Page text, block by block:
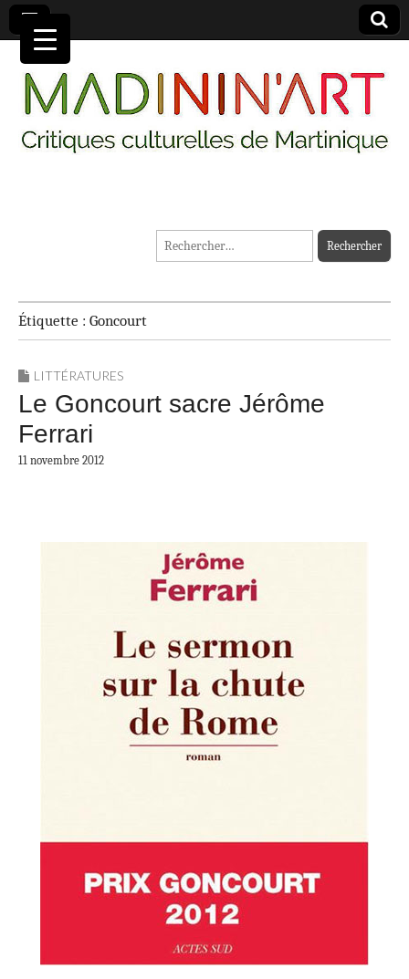
MADININ'ART
Rechercher :
Étiquette : Goncourt
LITTÉRATURES
Le Goncourt sacre Jérôme
Ferrari
11 novembre 2012